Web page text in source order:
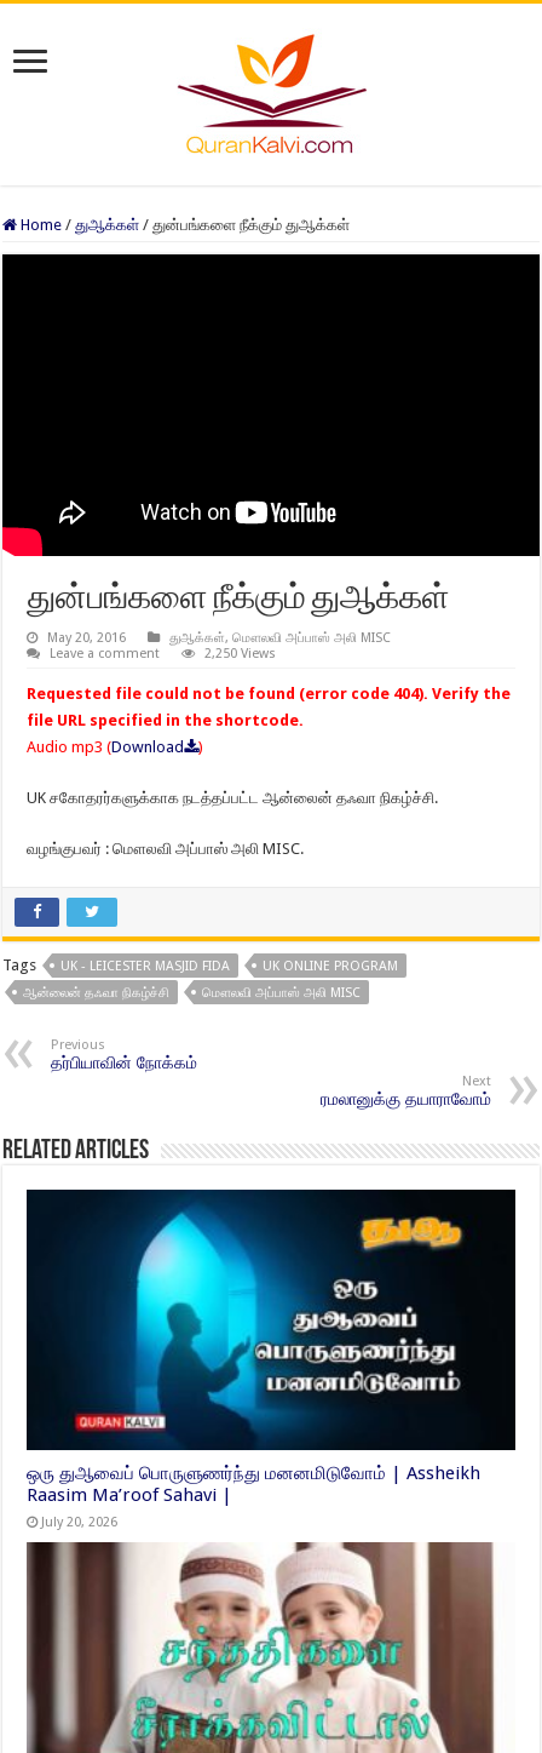
Home / துஆக்கள் / துன்பங்களை நீக்கும் துஆக்கள்
துன்பங்களை நீக்கும் துஆக்கள்
May 20, 2016 துஆக்கள்,மௌலவி அப்பாஸ் அலி MISC
Leave a comment
2,250 Views
Requested file could not be found (error code 404). Verify the
file URL specified in the shortcode.
Audio mp3 (Download )
UK சகோதரர்களுக்காக நடத்தப்பட்ட ஆன்லைன் தஃவா நிகழ்ச்சி.
வழங்குபவர் : மௌலவி அப்பாஸ் அலி MISC.
Tags UK - LEICESTER MASJID FIDA
UK ONLINE PROGRAM
ஆன்லைன் தஃவா நிகழ்ச்சி
மௌலவி அப்பாஸ் அலி MISC
Previous
தர்பியாவின் நோக்கம்
Next
ரமலானுக்கு தயாராவோம்
Related Articles
ஒரு துஆவைப் பொருளுணர்ந்து மனனமிடுவோம் | Assheikh
Raasim Ma’roof Sahavi |
July 20, 2026